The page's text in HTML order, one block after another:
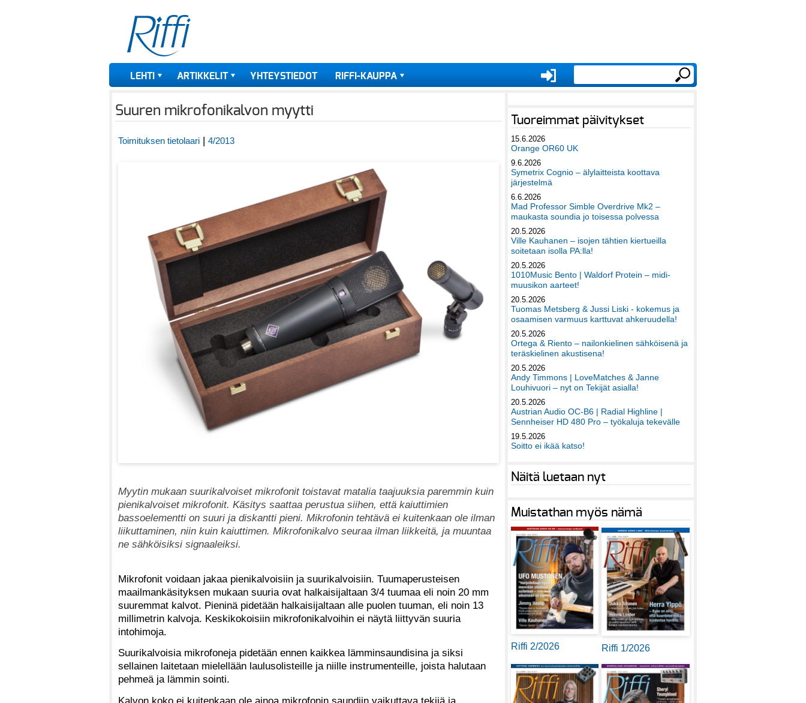
LEHTI ARTIKKELIT YHTEYSTIEDOT RIFFI-KAUPPA
Suuren mikrofonikalvon myytti
Toimituksen tietolaari | 4/2013
Myytin mukaan suurikalvoiset mikrofonit toistavat matalia taajuuksia paremmin kuin
pienikalvoiset mikrofonit. Käsitys saattaa perustua siihen, että kaiuttimien
bassoelementti on suuri ja diskantti pieni. Mikrofonin tehtävä ei kuitenkaan ole ilman
liikuttaminen, niin kuin kaiuttimen. Mikrofonikalvo seuraa ilman liikkeitä, ja muuntaa
ne sähköisiksi signaaleiksi.
Mikrofonit voidaan jakaa pienikalvoisiin ja suurikalvoisiin. Tuumaperusteisen
maailmankäsityksen mukaan suuria ovat halkaisijaltaan 3/4 tuumaa eli noin 20 mm
suuremmat kalvot. Pieninä pidetään halkaisijaltaan alle puolen tuuman, eli noin 13
millimetrin kalvoja. Keskikokoisiin mikrofonikalvoihin ei näytä liittyvän suuria
intohimoja.
Suurikalvoisia mikrofoneja pidetään ennen kaikkea lämminsaundisina ja siksi
sellainen laitetaan mielellään laulusolisteille ja niille instrumenteille, joista halutaan
pehmeä ja lämmin sointi.
Tuoreimmat päivitykset
15.6.2026
Orange OR60 UK
9.6.2026
Symetrix Cognio – älylaitteista koottava
järjestelmä
6.6.2026
Mad Professor Simble Overdrive Mk2 –
maukasta soundia jo toisessa polvessa
20.5.2026
Ville Kauhanen – isojen tähtien kiertueilla
soitetaan isolla PA:lla!
20.5.2026
1010Music Bento | Waldorf Protein – midi-
muusikon aarteet!
20.5.2026
Tuomas Metsberg & Jussi Liski - kokemus ja
osaamisen varmuus karttuvat ahkeruudella!
20.5.2026
Ortega & Riento – nailonkielinen sähköisenä ja
teräskielinen akustisena!
20.5.2026
Andy Timmons | LoveMatches & Janne
Louhivuori – nyt on Tekijät asialla!
20.5.2026
Austrian Audio OC-B6 | Radial Highline |
Sennheiser HD 480 Pro – työkaluja tekevälle
19.5.2026
Soitto ei ikää katso!
Näitä luetaan nyt
Muistathan myös nämä
Riffi 2/2026 Riffi 1/2026